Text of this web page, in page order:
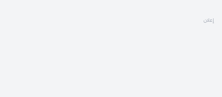
إعلان